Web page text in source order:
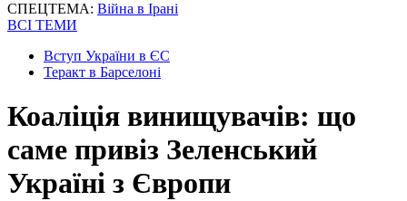
СПЕЦТЕМА: Війна в Ірані
ВСІ ТЕМИ
Вступ України в ЄС
Теракт в Барселоні
Коаліція винищувачів: що
саме привіз Зеленський
Україні з Європи